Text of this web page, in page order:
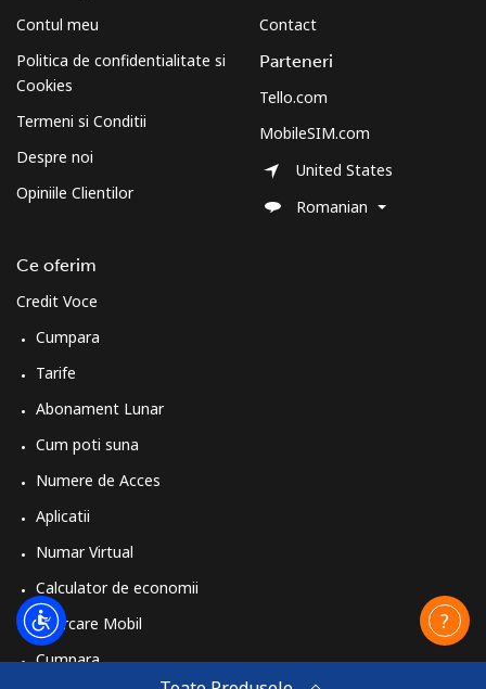
Contul meu
Politica de confidentialitate si
Cookies
Termeni si Conditii
Despre noi
Opiniile Clientilor
Ce oferim
Credit Voce
Cumpara
Tarife
Abonament Lunar
Cum poti suna
Numere de Acces
Aplicatii
Numar Virtual
Calculator de economii
Reincarcare Mobil
Cumpara
Contact
Parteneri
Tello.com
MobileSIM.com
United States
Romanian